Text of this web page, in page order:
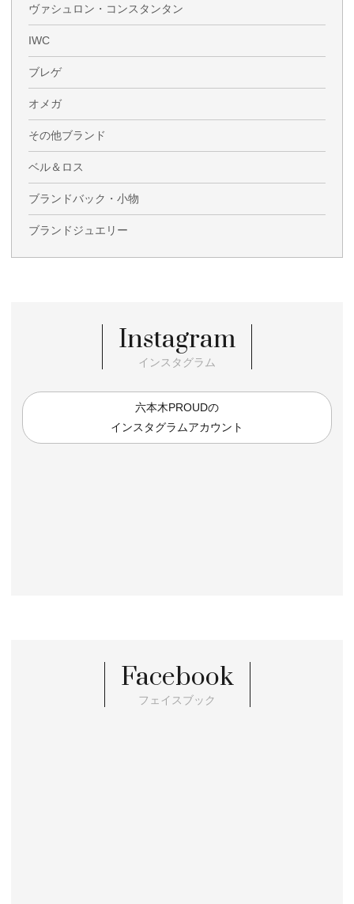
ヴァシュロン・コンスタンタン
IWC
ブレゲ
オメガ
その他ブランド
ベル＆ロス
ブランドバック・小物
ブランドジュエリー
Instagram
インスタグラム
六本木PROUDの
インスタグラムアカウント
Facebook
フェイスブック